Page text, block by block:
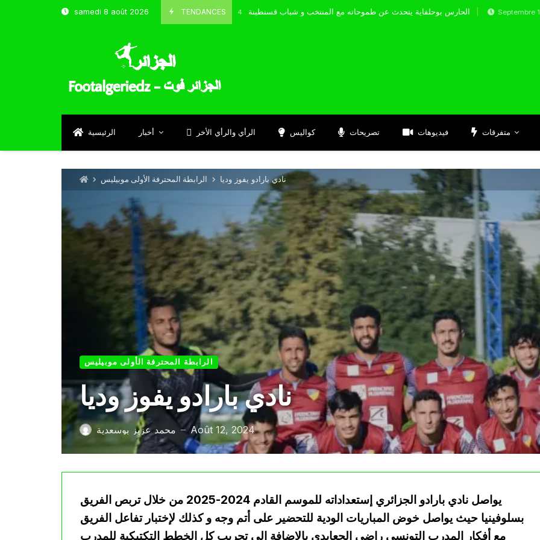
samedi 8 août 2026 TENDANCES
Octobre 8, 2024 الحارس بوحلفاية يتحدث عن طموحاته مع المنتخب و شباب قسنطينة Septembre 17, 2024
الرئيسية أخبار الرأي والرأي الأخر كواليس تصريحات فيديوهات متفرقات
الرابطة المحترفة الأولى موبيليس نادي بارادو يفوز وديا
الرابطة المحترفة الأولى موبيليس
نادي بارادو يفوز وديا
محمد عزيز بوسعدية — Août 12, 2024
يواصل نادي بارادو الجزائري إستعداداته للموسم القادم 2024-2025 من خلال تربص الفريق
بسلوفينيا حيث يواصل خوض المباريات الودية للتحضير على أتم وجه و كذلك لإختبار تفاعل الفريق
مع أفكار المدرب التونسي راضي الجعايدي بالإضافة إلى تجريب كل الخطط التكتيكية للمدرب